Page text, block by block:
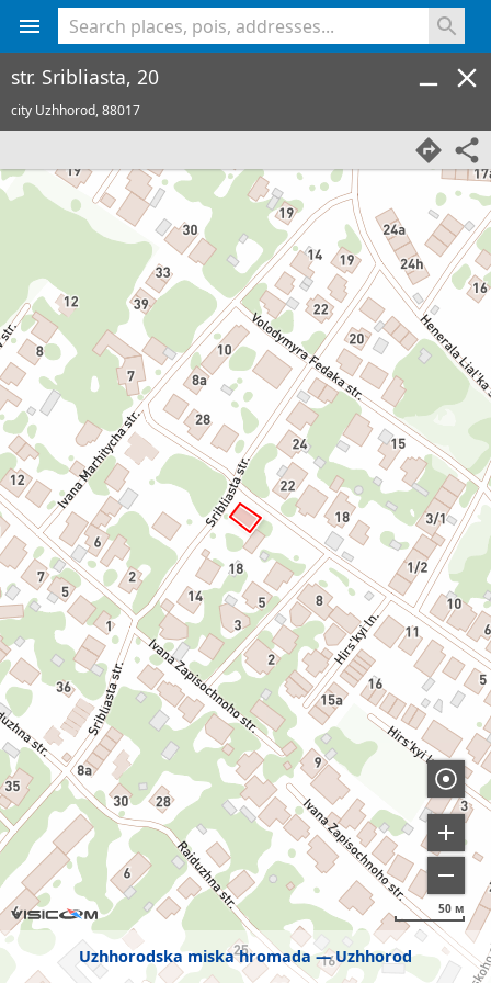
Uzhhorodska miska hromada Uzhhorod
50 м
str. Sribliasta, 20
city Uzhhorod,88017
<% console.log(hcard) %>